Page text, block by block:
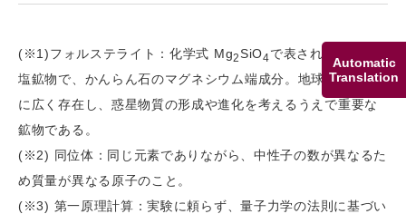
Automatic
Translation
(※1)フォルステライト：化学式 Mg2SiO4で表されるケイ酸
塩鉱物で、かんらん石のマグネシウム端成分。地球や隕石中
に広く存在し、惑星物質の形成や進化を考えるうえで重要な
鉱物である。
(※2) 同位体：同じ元素でありながら、中性子の数が異なるた
め質量が異なる原子のこと。
(※3) 第一原理計算：実験に頼らず、量子力学の法則に基づい